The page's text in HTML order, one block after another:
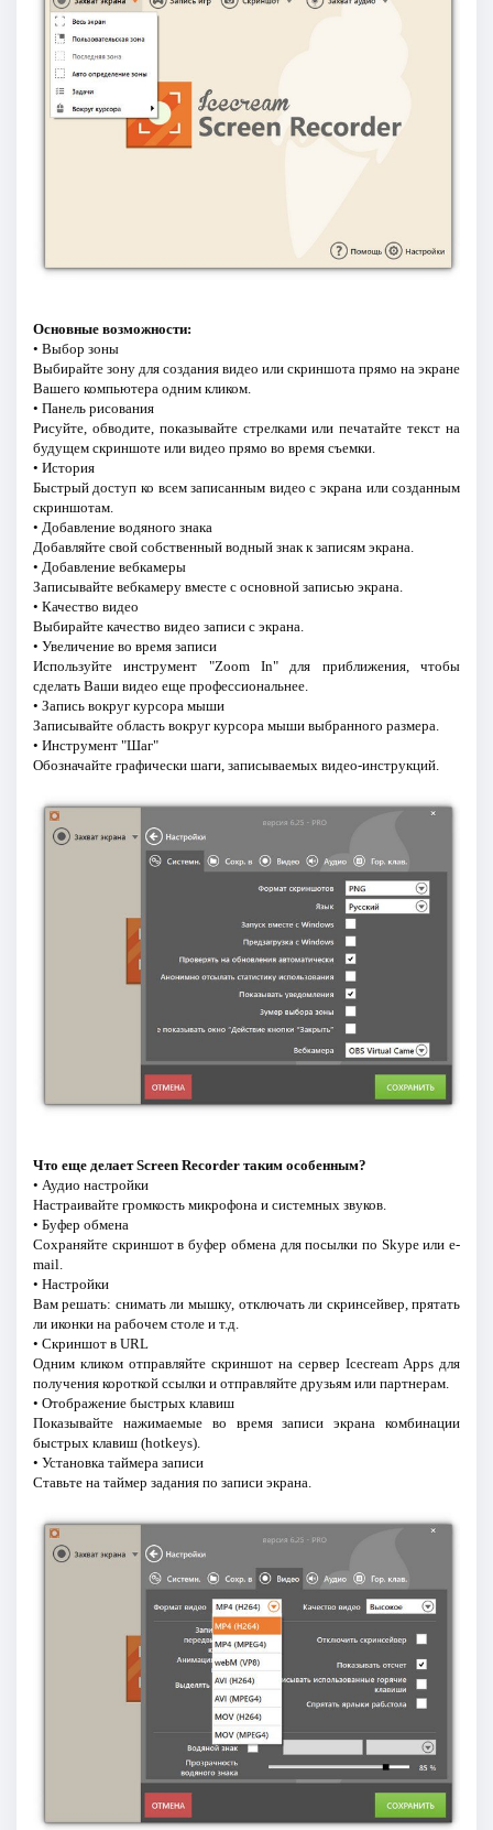
Основные возможности:
• Выбор зоны
Выбирайте зону для создания видео или скриншота прямо на экране
Вашего компьютера одним кликом.
• Панель рисования
Рисуйте, обводите, показывайте стрелками или печатайте текст на
будущем скриншоте или видео прямо во время съемки.
• История
Быстрый доступ ко всем записанным видео с экрана или созданным
скриншотам.
• Добавление водяного знака
Добавляйте свой собственный водный знак к записям экрана.
• Добавление вебкамеры
Записывайте вебкамеру вместе с основной записью экрана.
• Качество видео
Выбирайте качество видео записи с экрана.
• Увеличение во время записи
Используйте инструмент "Zoom In" для приближения, чтобы
сделать Ваши видео еще профессиональнее.
• Запись вокруг курсора мыши
Записывайте область вокруг курсора мыши выбранного размера.
• Инструмент "Шаг"
Обозначайте графически шаги, записываемых видео-инструкций.
Что еще делает Screen Recorder таким особенным?
• Аудио настройки
Настраивайте громкость микрофона и системных звуков.
• Буфер обмена
Сохраняйте скриншот в буфер обмена для посылки по Skype или e-
mail.
• Настройки
Вам решать: снимать ли мышку, отключать ли скринсейвер, прятать
ли иконки на рабочем столе и т.д.
• Скриншот в URL
Одним кликом отправляйте скриншот на сервер Icecream Apps для
получения короткой ссылки и отправляйте друзьям или партнерам.
• Отображение быстрых клавиш
Показывайте нажимаемые во время записи экрана комбинации
быстрых клавиш (hotkeys).
• Установка таймера записи
Ставьте на таймер задания по записи экрана.